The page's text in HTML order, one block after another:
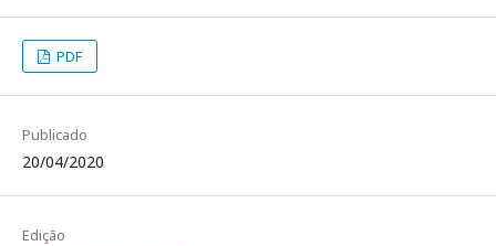
PDF
Publicado
20/04/2020
Edição